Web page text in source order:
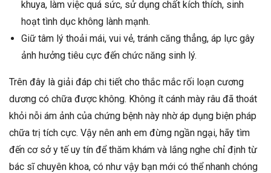
khuya, làm việc quá sức, sử dụng chất kích thích, sinh
hoạt tình dục không lành mạnh.
Giữ tâm lý thoải mái, vui vẻ, tránh căng thẳng, áp lực gây
ảnh hưởng tiêu cực đến chức năng sinh lý.
Trên đây là giải đáp chi tiết cho thắc mắc rối loạn cương
dương có chữa được không. Không ít cánh mày râu đã thoát
khỏi nỗi ám ảnh của chứng bệnh này nhờ áp dụng biện pháp
chữa trị tích cực. Vậy nên anh em đừng ngần ngại, hãy tìm
đến cơ sở y tế uy tín để thăm khám và lắng nghe chỉ định từ
bác sĩ chuyên khoa, có như vậy bạn mới có thể nhanh chóng